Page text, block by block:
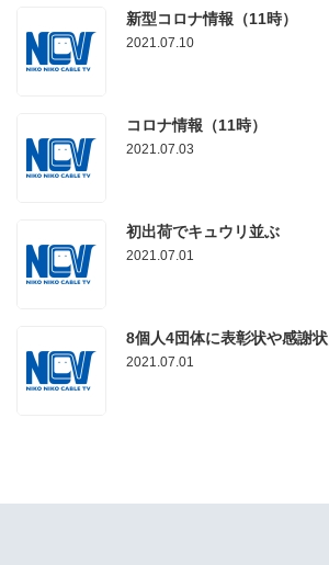
新型コロナ情報（11時）
2021.07.10
コロナ情報（11時）
2021.07.03
初出荷でキュウリ並ぶ
2021.07.01
8個人4団体に表彰状や感謝状
2021.07.01